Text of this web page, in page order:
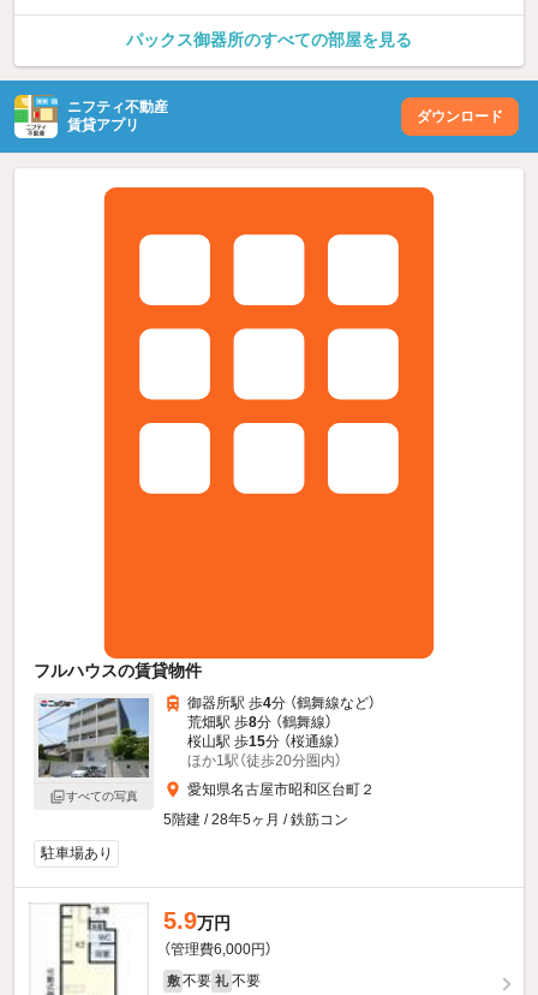
パックス御器所のすべての部屋を見る
ニフティ不動産
賃貸アプリ
ダウンロード
フルハウスの賃貸物件
すべての写真
御器所駅 歩4分 （鶴舞線など）
荒畑駅 歩8分 （鶴舞線）
桜山駅 歩15分 （桜通線）
ほか1駅（徒歩20分圏内）
愛知県名古屋市昭和区台町２
5階建 / 28年5ヶ月 / 鉄筋コン
駐車場あり
5.9万円
（管理費6,000円）
敷 不要 礼 不要